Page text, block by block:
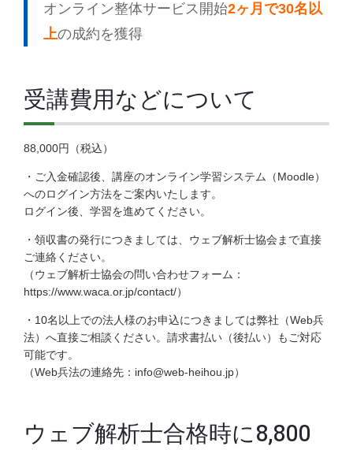
オンライン整体サービス開始2ヶ月で30名以
上の成約を獲得
受講費用などについて
88,000円（税込）
・ご入金確認後、講座のオンライン学習システム（Moodle）
へのログイン方法をご案内いたします。
ログイン後、学習を進めてください。
・領収書の発行につきましては、ウェブ解析士協会まで直接
ご連絡ください。
（ウェブ解析士協会の問い合わせフォーム：
https://www.waca.or.jp/contact/）
・10名以上での法人様のお申込につきましては弊社（Web兵
法）へ直接ご相談ください。請求書払い（後払い）もご対応
可能です。
（Web兵法の連絡先：info@web-heihou.jp）
ウェブ解析士合格時に8,800